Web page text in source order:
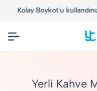
Hemen dene!
Yerli Kahve